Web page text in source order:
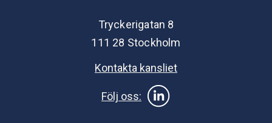
Tryckerigatan 8
111 28 Stockholm
Kontakta kansliet
Följ oss: